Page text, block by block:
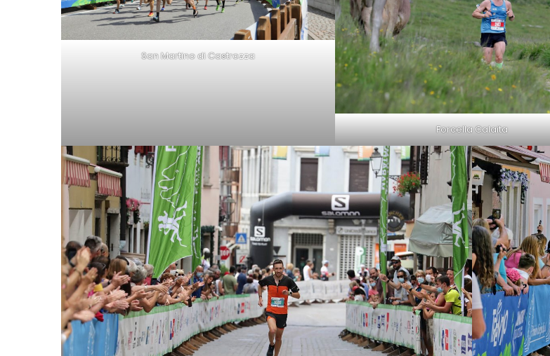
San Martino di Castrozza
Forcella Calaita